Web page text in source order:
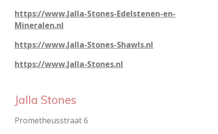
https://www.Jalla-Stones-Edelstenen-en-
Mineralen.nl
https://www.Jalla-Stones-Shawls.nl
https://www.Jalla-Stones.nl
Jalla Stones
Prometheusstraat 6